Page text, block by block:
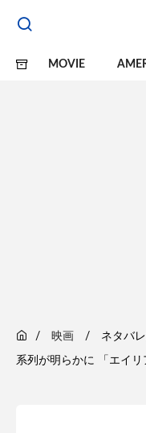
MOVIE
映画 ネタバ
系列が明らかに 「エイリ